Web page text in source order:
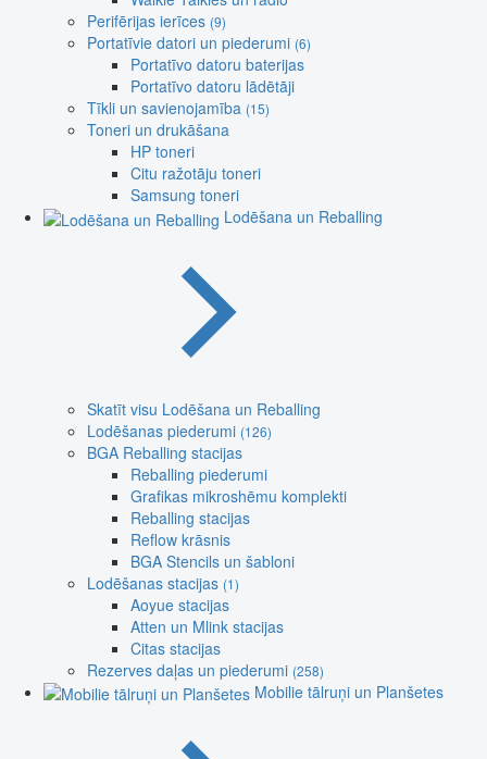
Perifērijas ierīces (9)
Portatīvie datori un piederumi (6)
Portatīvo datoru baterijas
Portatīvo datoru lādētāji
Tīkli un savienojamība (15)
Toneri un drukāšana
HP toneri
Citu ražotāju toneri
Samsung toneri
Lodēšana un Reballing
Skatīt visu Lodēšana un Reballing
Lodēšanas piederumi (126)
BGA Reballing stacijas
Reballing piederumi
Grafikas mikroshēmu komplekti
Reballing stacijas
Reflow krāsnis
BGA Stencils un šabloni
Lodēšanas stacijas (1)
Aoyue stacijas
Atten un Mlink stacijas
Citas stacijas
Rezerves daļas un piederumi (258)
Mobilie tālruņi un Planšetes